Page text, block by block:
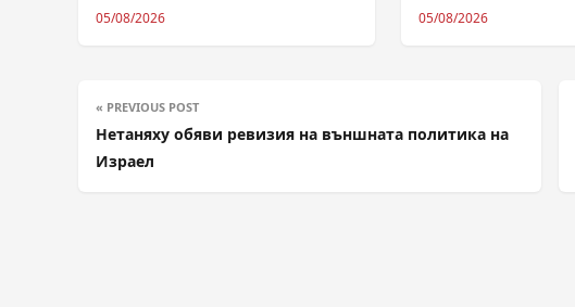
05/08/2026 05/08/2026
« PREVIOUS POST
Нетаняху обяви ревизия на външната политика на
Израел